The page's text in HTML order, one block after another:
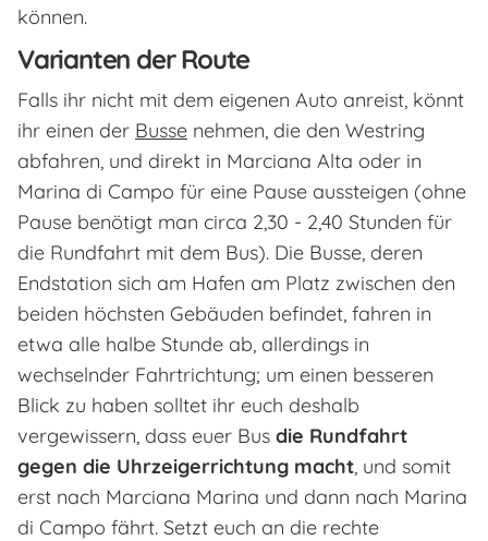
können.
Varianten der Route
Falls ihr nicht mit dem eigenen Auto anreist, könnt
ihr einen der Busse nehmen, die den Westring
abfahren, und direkt in Marciana Alta oder in
Marina di Campo für eine Pause aussteigen (ohne
Pause benötigt man circa 2,30 - 2,40 Stunden für
die Rundfahrt mit dem Bus). Die Busse, deren
Endstation sich am Hafen am Platz zwischen den
beiden höchsten Gebäuden befindet, fahren in
etwa alle halbe Stunde ab, allerdings in
wechselnder Fahrtrichtung; um einen besseren
Blick zu haben solltet ihr euch deshalb
vergewissern, dass euer Bus die Rundfahrt
gegen die Uhrzeigerrichtung macht, und somit
erst nach Marciana Marina und dann nach Marina
di Campo fährt. Setzt euch an die rechte